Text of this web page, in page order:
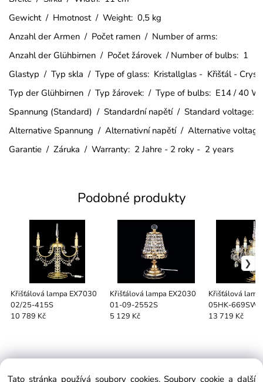
Gewicht / Hmotnost / Weight: 0,5 kg
Anzahl der Armen / Počet ramen / Number of arms:
Anzahl der Glühbirnen / Počet žárovek / Number of bulbs: 1
Glastyp / Typ skla / Type of glass: Kristallglas - Křišťál -
Typ der Glühbirnen / Typ žárovek: / Type of bulbs: E14 / 40 W
Spannung (Standard) / Standardní napětí / Standard voltage:
Alternative Spannung / Alternativní napětí / Alternative
Garantie / Záruka / Warranty: 2 Jahre - 2 roky - 2 years
Podobné produkty
Křišťálová lampa EX7030
02/25-415S
10 789 Kč
Křišťálová lampa EX2030
01-09-2552S
5 129 Kč
Křišťálová
05HK-669SW
13 719 Kč
Tato stránka používá soubory cookies. Soubory cookie a další